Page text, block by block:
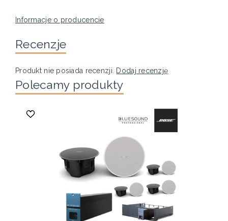
Informacje o producencie
Recenzje
Produkt nie posiada recenzji. Dodaj recenzję
Polecamy produkty